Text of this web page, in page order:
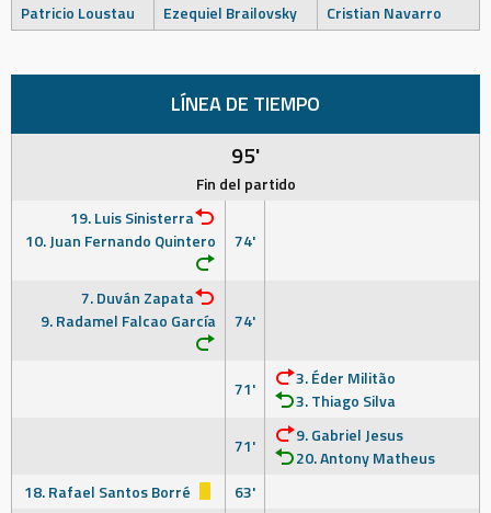
Patricio Loustau
Ezequiel Brailovsky Cristian Navarro
LÍNEA DE TIEMPO
95'
Fin del partido
19. Luis Sinisterra
10. Juan Fernando Quintero
74'
7. Duván Zapata
9. Radamel Falcao García
74'
71'
3. Éder Militão
3. Thiago Silva
71'
9. Gabriel Jesus
20. Antony Matheus
18. Rafael Santos Borré
63'